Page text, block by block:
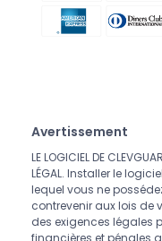
Avertissement
LE LOGICIEL DE
LÉGAL. Installer le
lequel vous ne
contrevenir aux lois de
des exigences légales
financières et pénales